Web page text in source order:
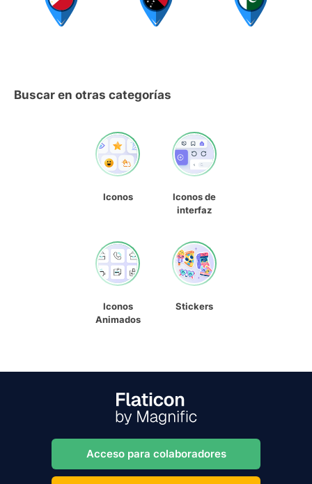
Buscar en otras categorías
Iconos
Iconos de
interfaz
Iconos
Animados
Stickers
Acceso para colaboradores